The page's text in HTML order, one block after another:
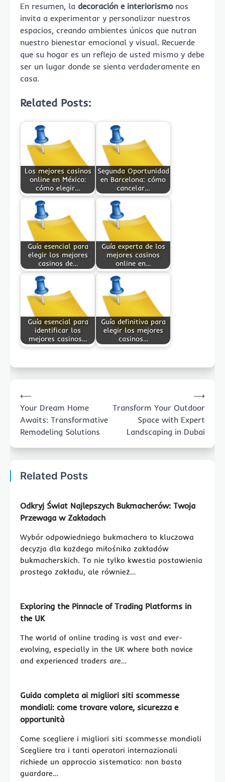
En resumen, la decoración e interiorismonos
invita a experimentar y personalizar nuestros
espacios, creando ambientes únicos que nutran
nuestro bienestar emocional y visual. Recuerde
que su hogar es un reflejo de usted mismo y debe
ser un lugar donde se sienta verdaderamente en
casa.
Related Posts:
Los mejores casinos
online en México:
cómo elegir…
Segunda Oportunidad
en Barcelona: cómo
cancelar…
Guía esencial para
elegir los mejores
casinos de…
Guía experta de los
mejores casinos
online en…
Guía esencial para
identificar los
mejores casinos…
Guía definitiva para
elegir los mejores
casinos…
navigation
⟵
Your Dream Home
Awaits: Transformative
Remodeling Solutions
Transform Your Outdoor
Space with Expert
Landscaping in Dubai
⟶
Related Posts
Odkryj Świat Najlepszych Bukmacherów: Twoja
Przewaga w Zakładach
Wybór odpowiedniego bukmachera to kluczowa
decyzja dla każdego miłośnika zakładów
bukmacherskich. To nie tylko kwestia postawienia
prostego zakładu, ale również…
Exploring the Pinnacle of Trading Platforms in
the UK
The world of online trading is vast and ever-
evolving, especially in the UK where both novice
and experienced traders are…
Guida completa ai migliori siti scommesse
mondiali: come trovare valore, sicurezza e
opportunità
Come scegliere i migliori siti scommesse mondiali
Scegliere tra i tanti operatori internazionali
richiede un approccio sistematico: non basta
guardare…